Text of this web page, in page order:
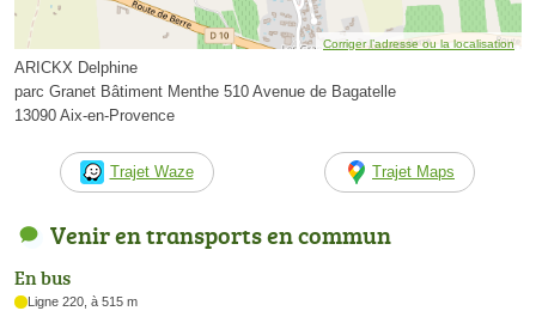
Corriger l’adresse ou la localisation
ARICKX Delphine
parc Granet Bâtiment Menthe 510 Avenue de Bagatelle
13090 Aix-en-Provence
Trajet Waze Trajet Maps
Venir en transports en commun
En bus
Ligne 220, à 515 m